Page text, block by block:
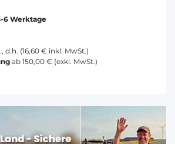
6 Werktage
d.h. (16,60 € inkl. MwSt.)
ab 150,00 € (exkl. MwSt.)